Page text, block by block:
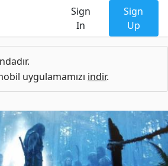
Sign
In
Sign
Up
uygulamamızı indir.